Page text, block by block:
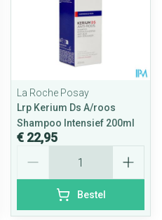
La Roche Posay
Lrp Kerium Ds A/roos
Shampoo Intensief 200ml
€ 22,95
Bestel